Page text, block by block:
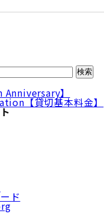
】
【貸切基本料金】
ド